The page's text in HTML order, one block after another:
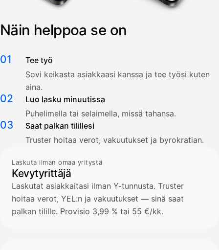
Näin helppoa se on
01
Tee työ
Sovi keikasta asiakkaasi kanssa ja tee työsi kuten
aina.
02
Luo lasku minuutissa
Puhelimella tai selaimella, missä tahansa.
03
Saat palkan tilillesi
Truster hoitaa verot, vakuutukset ja byrokratian.
Laskuta ilman omaa yritystä
Kevytyrittäjä
Laskutat asiakkaitasi ilman Y-tunnusta. Truster
hoitaa verot, YEL:n ja vakuutukset — sinä saat
palkan tilille. Provisio 3,99 % tai 55 €/kk.